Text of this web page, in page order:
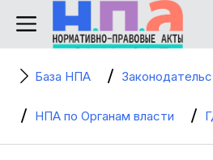
База НПА
НПА по Органам власти